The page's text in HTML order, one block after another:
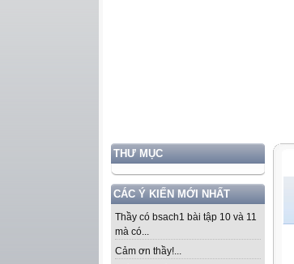
THƯ MỤC
CÁC Ý KIẾN MỚI NHẤT
Thầy có bsach1 bài tập 10 và 11
mà có...
Cảm ơn thầy!...